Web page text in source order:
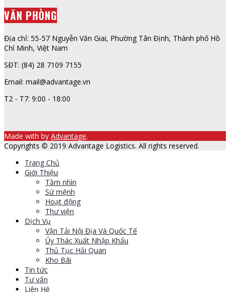
VĂN PHÒNG
Địa chỉ: 55-57 Nguyễn Văn Giai, Phường Tân Định, Thành phố Hồ
Chí Minh, Việt Nam
SĐT: (84) 28 7109 7155
Email: mail@advantage.vn
T2 - T7: 9:00 - 18:00
Made with by Advantage.
Copyrights © 2019 Advantage Logistics. All rights reserved.
Trang Chủ
Giới Thiệu
Tầm nhìn
Sứ mệnh
Hoạt động
Thư viện
Dịch Vụ
Vận Tải Nội Địa Và Quốc Tế
Ủy Thác Xuất Nhập Khẩu
Thủ Tục Hải Quan
Kho Bãi
Tin tức
Tư vấn
Liên Hệ